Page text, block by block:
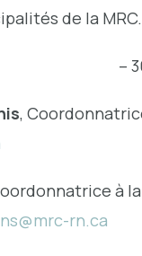
de la MRC.
–
,
à
rn.ca